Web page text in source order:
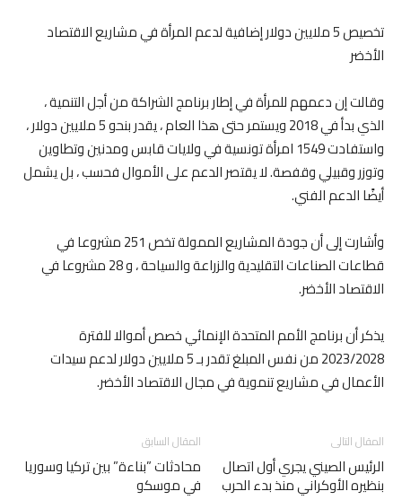
تخصيص 5 ملايين دولار إضافية لدعم المرأة في مشاريع الاقتصاد
الأخضر
وقالت إن دعمهم للمرأة في إطار برنامج الشراكة من أجل التنمية ،
الذي بدأ في 2018 ويستمر حتى هذا العام ، يقدر بنحو 5 ملايين دولار ،
واستفادت 1549 امرأة تونسية في ولايات قابس ومدنين وتطاوين
وتوزر وقبيلي وقفصة. لا يقتصر الدعم على الأموال فحسب ، بل يشمل
أيضًا الدعم الفني.
وأشارت إلى أن جودة المشاريع الممولة تخص 251 مشروعا في
قطاعات الصناعات التقليدية والزراعة والسياحة ، و 28 مشروعا في
الاقتصاد الأخضر.
يذكر أن برنامج الأمم المتحدة الإنمائي خصص أموالا للفترة
2023/2028 من نفس المبلغ تقدر بـ 5 ملايين دولار لدعم سيدات
الأعمال في مشاريع تنموية في مجال الاقتصاد الأخضر.
المقال السابق
محادثات ”بناءة” بين تركيا وسوريا
في موسكو
المقال التالى
الرئيس الصيني يجري أول اتصال
بنظيره الأوكراني منذ بدء الحرب